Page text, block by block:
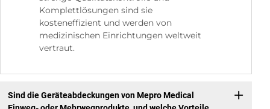
Komplettlösungen sind sie
kosteneffizient und werden von
medizinischen Einrichtungen weltweit
vertraut.
Sind die Geräteabdeckungen von Mepro Medical